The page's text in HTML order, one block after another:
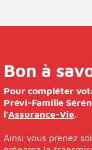
Bon à
Pour compléter
Prévi-Famille
l'Assurance-Vie.
Ainsi vous prenez